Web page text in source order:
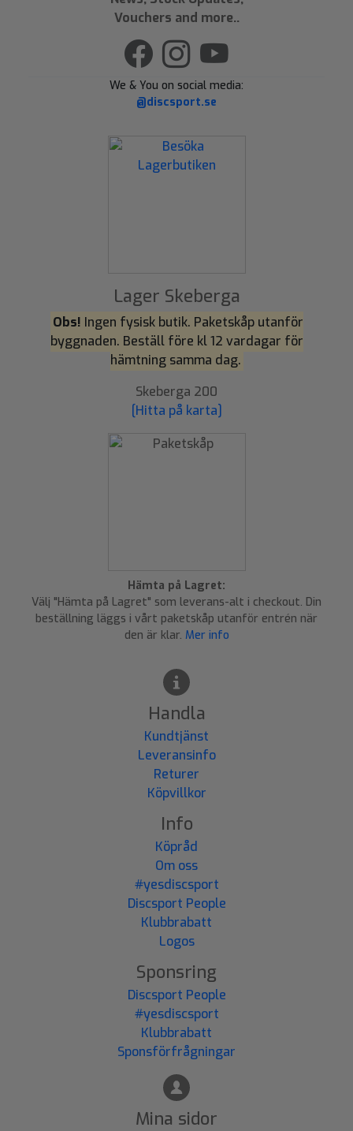
Vouchers and more..
We & You on social media:
@discsport.se
Lager Skeberga
Obs! Ingen fysisk butik. Paketskåp utanför
byggnaden. Beställ före kl 12 vardagar för
hämtning samma dag.
Skeberga 200
[Hitta på karta]
Hämta på Lagret:
Välj "Hämta på Lagret" som leverans-alt i checkout. Din
beställning läggs i vårt paketskåp utanför entrén när
den är klar. Mer info
Handla
Kundtjänst
Leveransinfo
Returer
Köpvillkor
Info
Köpråd
Om oss
#yesdiscsport
Discsport People
Klubbrabatt
Logos
Sponsring
Discsport People
#yesdiscsport
Klubbrabatt
Sponsförfrågningar
Mina sidor